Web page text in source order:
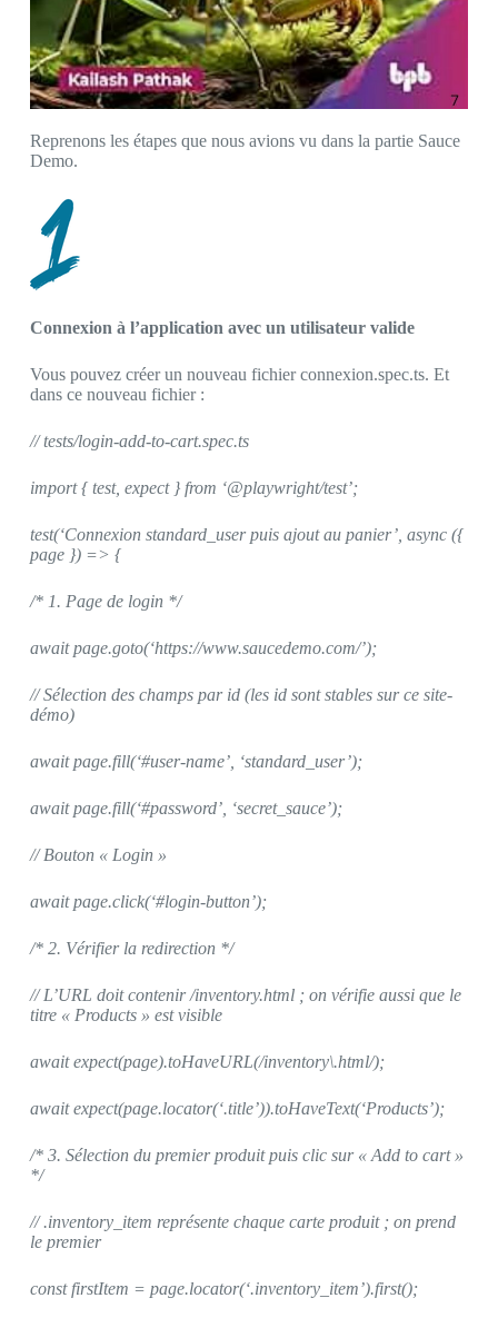
Reprenons les étapes que nous avions vu dans la partie Sauce
Demo.
Connexion à l’application avec un utilisateur valide
Vous pouvez créer un nouveau fichier connexion.spec.ts. Et
dans ce nouveau fichier :
// tests/login-add-to-cart.spec.ts
import { test, expect } from ‘@playwright/test’;
test(‘Connexion standard_user puis ajout au panier’, async ({
page }) => {
/* 1. Page de login */
await page.goto(‘https://www.saucedemo.com/’);
// Sélection des champs par id (les id sont stables sur ce site-
démo)
await page.fill(‘#user-name’, ‘standard_user’);
await page.fill(‘#password’, ‘secret_sauce’);
// Bouton « Login »
await page.click(‘#login-button’);
/* 2. Vérifier la redirection */
// L’URL doit contenir /inventory.html ; on vérifie aussi que le
titre « Products » est visible
await expect(page).toHaveURL(/inventory\.html/);
await expect(page.locator(‘.title’)).toHaveText(‘Products’);
/* 3. Sélection du premier produit puis clic sur « Add to cart »
*/
// .inventory_item représente chaque carte produit ; on prend
le premier
const firstItem = page.locator(‘.inventory_item’).first();